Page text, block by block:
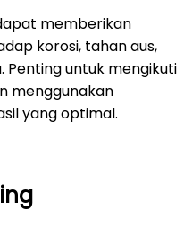
memberikan
korosi, tahan aus,
untuk mengikuti
menggunakan
yang optimal.